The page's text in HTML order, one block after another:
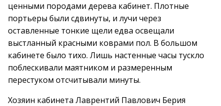
ценными породами дерева кабинет. Плотные
портьеры были сдвинуты, и лучи через
оставленные тонкие щели едва освещали
выстланный красными коврами пол. В большом
кабинете было тихо. Лишь настенные часы тускло
поблескивали маятником и размеренным
перестуком отсчитывали минуты.
Хозяин кабинета Лаврентий Павлович Берия